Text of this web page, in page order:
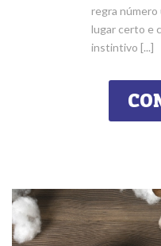
regra número
lugar certo e
instintivo [...]